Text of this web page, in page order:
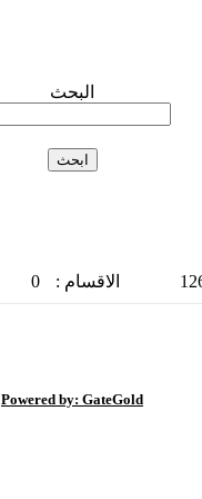
البحث
الاقسام : 0
Powered by: GateGold